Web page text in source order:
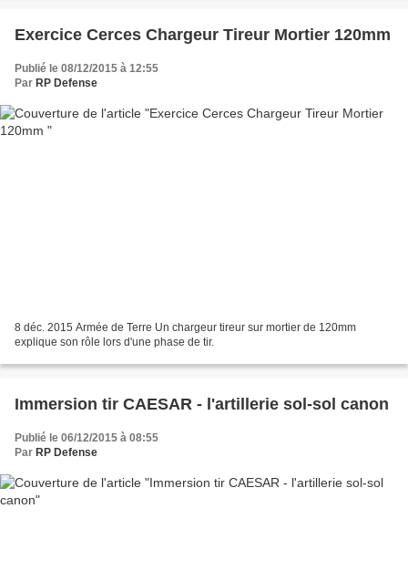
Exercice Cerces Chargeur Tireur Mortier 120mm
Publié le 08/12/2015 à 12:55
Par RP Defense
8 déc. 2015 Armée de Terre Un chargeur tireur sur mortier de 120mm
explique son rôle lors d'une phase de tir.
Immersion tir CAESAR - l'artillerie sol-sol canon
Publié le 06/12/2015 à 08:55
Par RP Defense